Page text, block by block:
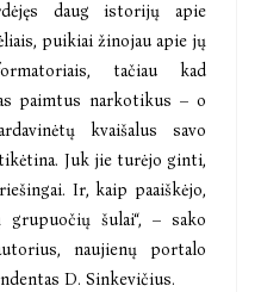
daug istorijų apie
puikiai žinojau apie jų
tačiau kad
paimtus narkotikus – o
kvaišalus savo
Juk jie turėjo ginti,
Ir, kaip paaiškėjo,
šulai“, – sako
naujienų portalo
D. Sinkevičius.